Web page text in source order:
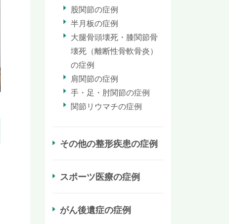
股関節の症例
半月板の症例
大腿骨頭壊死・膝関節骨
壊死（離断性骨軟骨炎）
の症例
肩関節の症例
手・足・肘関節の症例
関節リウマチの症例
その他の整形疾患の症例
スポーツ医療の症例
がん後遺症の症例